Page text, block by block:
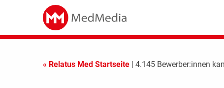
« Relatus Med Startseite | 4.145 Bewerber:innen